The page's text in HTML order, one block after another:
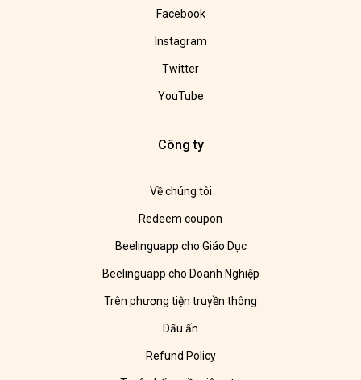
Facebook
Instagram
Twitter
YouTube
Công ty
Về chúng tôi
Redeem coupon
Beelinguapp cho Giáo Dục
Beelinguapp cho Doanh Nghiệp
Trên phương tiện truyền thông
Dấu ấn
Refund Policy